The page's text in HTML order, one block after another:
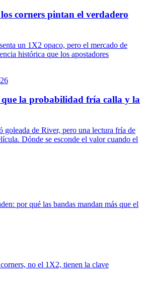
corners pintan el verdadero
un 1X2 opaco, pero el mercado de
histórica que los apostadores
la probabilidad fría calla y la
goleada de River, pero una lectura fría de
Dónde se esconde el valor cuando el
por qué las bandas mandan más que el
no el 1X2, tienen la clave